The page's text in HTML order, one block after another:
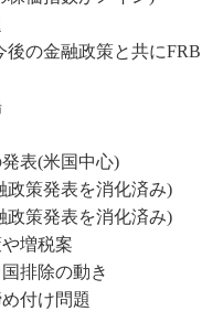
の金融政策と共にFRB
表(米国中心)
政策発表を消化済み)
政策発表を消化済み)
増税案
排除の動き
付け問題